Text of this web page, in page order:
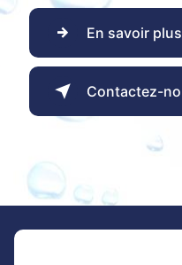
En savoir plus
Contactez-